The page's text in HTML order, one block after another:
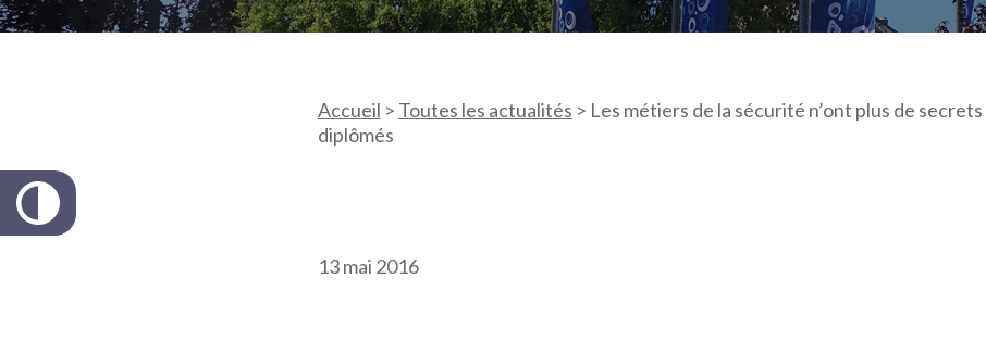
Accueil > Toutes les actualités > Les métiers de la sécurité n’ont plus de
diplômés
13 mai 2016